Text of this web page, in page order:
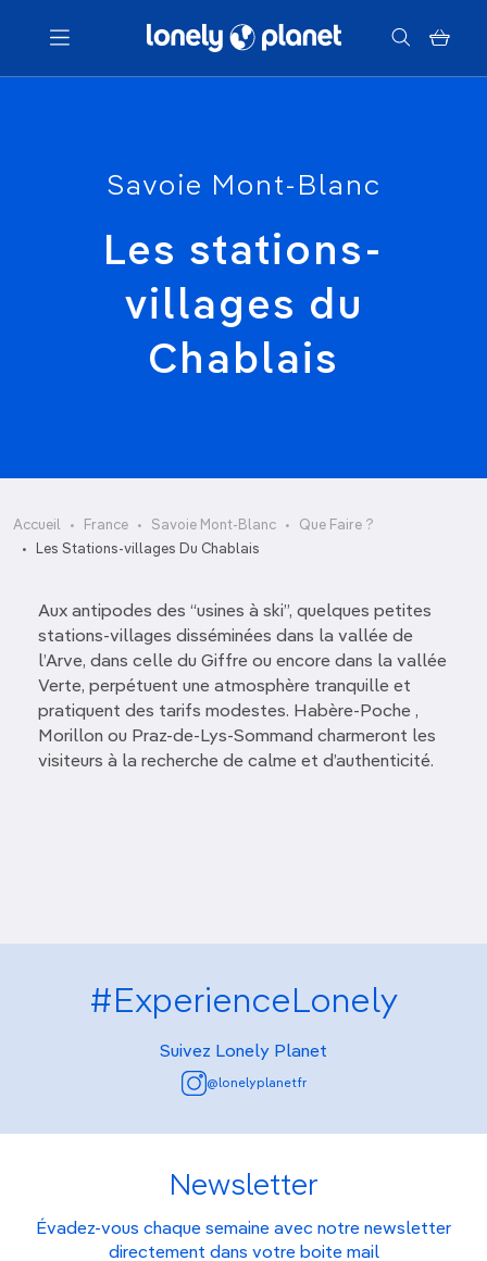
Menu
Votre recherche
Savoie Mont-Blanc
Les stations-
villages du
Chablais
Accueil France Savoie Mont-Blanc
Que Faire ?
Les Stations-villages Du Chablais
Aux antipodes des “usines à ski”, quelques petites
stations-villages disséminées dans la vallée de
l’Arve, dans celle du Giffre ou encore dans la vallée
Verte, perpétuent une atmosphère tranquille et
pratiquent des tarifs modestes. Habère-Poche ,
Morillon ou Praz-de-Lys-Sommand charmeront les
visiteurs à la recherche de calme et d’authenticité.
#ExperienceLonely
Suivez Lonely Planet
@lonelyplanetfr
Newsletter
Évadez-vous chaque semaine avec notre newsletter
directement dans votre boite mail